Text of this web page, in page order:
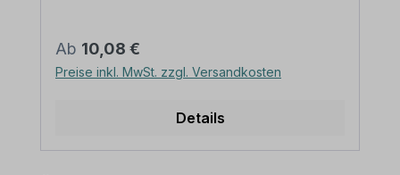
eine sichere Befestigung von Schildern mit
einer Höhe über 200 mm werden zwei
Rohrschellen benötigt. Merkmale dieser
Norm: nach IVZ Material: Stahl,
Verschrauben Schellenlänge: ca. 415
Regulärer Preis:
Ab 10,08 €
Preise inkl. MwSt. zzgl. Versandkosten
Details